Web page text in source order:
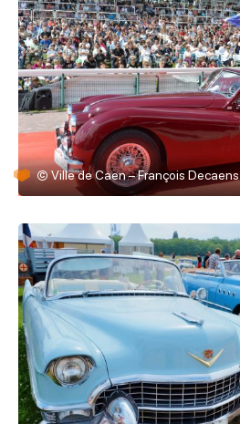
©Ville de Caen – François Decaens